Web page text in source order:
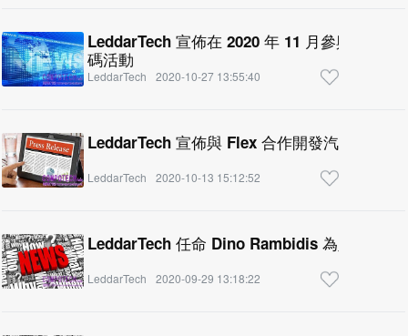
LeddarTech 宣佈在 2020 年 11 月參與三項專
碼活動
LeddarTech 2020-10-27 13:55:40
LeddarTech 宣佈與 Flex 合作開發汽車前端
LeddarTech 2020-10-13 15:12:52
LeddarTech 任命 Dino Rambidis 為財務總監
LeddarTech 2020-09-29 13:18:22